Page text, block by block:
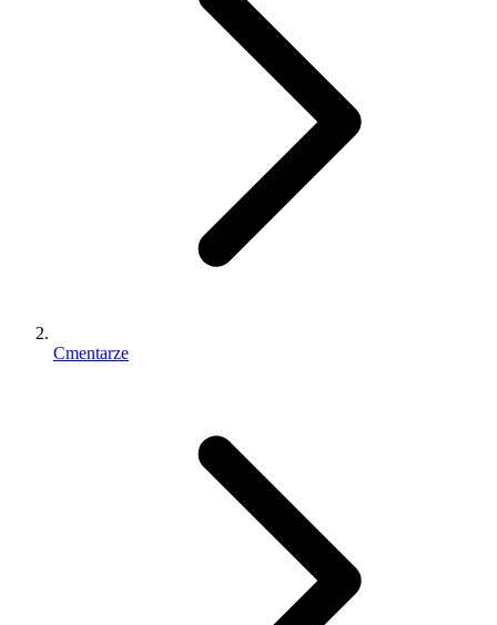
Cmentarze